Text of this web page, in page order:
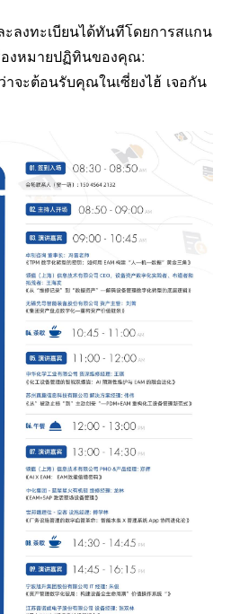
ะลงทะเบียนได้ทันทีโดยการสแกน
องหมายปฏิทินของคุณ:
าจะต้อนรับคุณในเซี่ยงไฮ้ เจอกัน